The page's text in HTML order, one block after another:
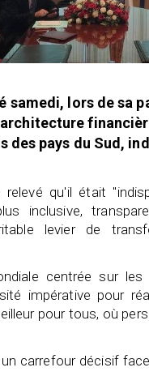
samedi, lors de sa
pays du Sud,
qu'il était
inclusive,
levier de
centrée sur les
impérative pour
pour tous, où
carrefour décisif